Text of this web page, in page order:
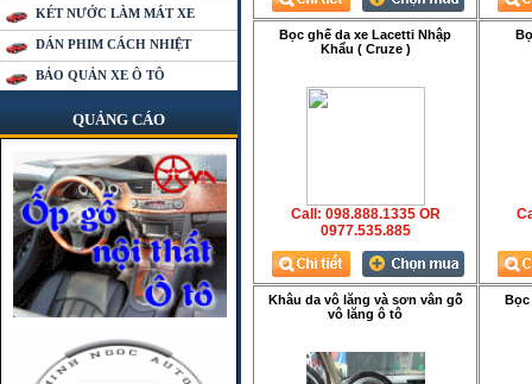
KÉT NƯỚC LÀM MÁT XE
DÁN PHIM CÁCH NHIỆT
BẢO QUẢN XE Ô TÔ
QUẢNG CÁO
Bọc ghế da xe Lacetti Nhập
Khẩu ( Cruze )
Call: 098.888.1335 OR
0977.535.885
Khâu da vô lăng và sơn vân gỗ
vô lăng ô tô
Bọc